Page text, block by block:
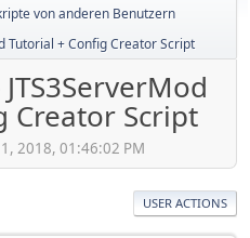
von anderen Benutzern
Tutorial + Config Creator Script
Creator Script
2018, 01:46:02 PM
USER ACTIONS